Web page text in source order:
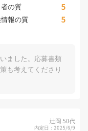
の質 5
報の質 5
ました。応募書類
も考えてくださり
辻岡 50代
内定日：2025/6/9